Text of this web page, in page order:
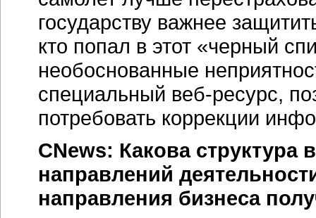
государству важнее
кто попал в этот «черный
необоснованные
специальный веб-ресурс,
потребовать коррекции
CNews: Какова структура
направлений
направления бизнеса